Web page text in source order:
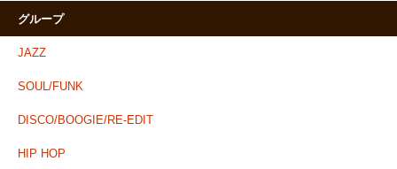
グループ
JAZZ
SOUL/FUNK
DISCO/BOOGIE/RE-EDIT
HIP HOP